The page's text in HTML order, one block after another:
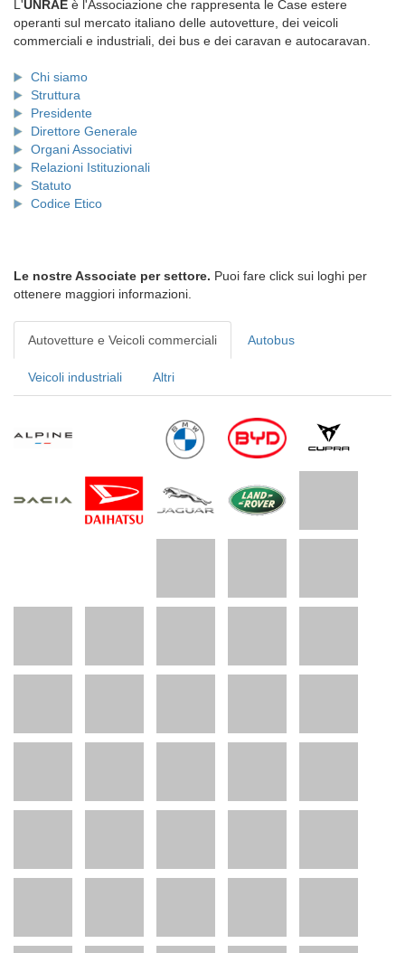
L'UNRAE è l'Associazione che rappresenta le Case estere
operanti sul mercato italiano delle autovetture, dei veicoli
commerciali e industriali, dei bus e dei caravan e autocaravan.
Chi siamo
Struttura
Presidente
Direttore Generale
Organi Associativi
Relazioni Istituzionali
Statuto
Codice Etico
Le nostre Associate per settore. Puoi fare click sui loghi per
ottenere maggiori informazioni.
Autovetture e Veicoli commerciali Autobus
Veicoli industriali Altri